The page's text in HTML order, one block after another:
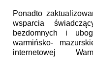
Ponadto
wsparcia
bezdomnych i
warmińsko-
internetowej